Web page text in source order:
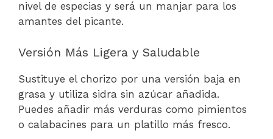
nivel de especias y será un manjar para los
amantes del picante.
Versión Más Ligera y Saludable
Sustituye el chorizo por una versión baja en
grasa y utiliza sidra sin azúcar añadida.
Puedes añadir más verduras como pimientos
o calabacines para un platillo más fresco.